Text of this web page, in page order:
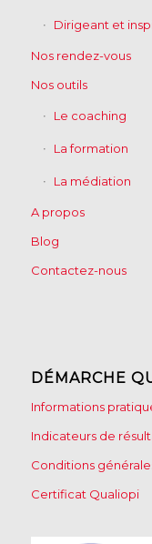
Dirigeant et
Nos rendez-vous
Nos outils
Le coaching
La formation
La médiation
A propos
Blog
Contactez-nous
DÉMARCHE
Informations
Indicateurs de
Conditions
Certificat Qualiopi